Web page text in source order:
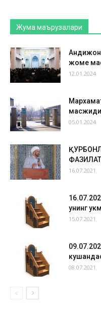
Жума маърузалари
Андижон
жоме
12.01.2024
05.01.2024
16.07.2021
унинг
15.07.2021
08.07.2021